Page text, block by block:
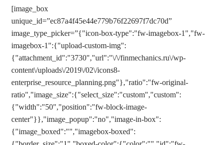
[image_box
unique_id=”ec87a4f45e44e779b76f22697f7dc70d”
image_type_picker=”{"icon-box-type":"fw-imagebox-1","fw-
imagebox-1":{"upload-custom-img":
{"attachment_id":"3730","url":"\/\/finmechanics.ru\/wp-
content\/uploads\/2019\/02\/icons8-
enterprise_resource_planning.png"},"ratio":"fw-original-
ratio","image_size":{"select_size":"custom","custom":
{"width":"50","position":"fw-block-image-
center"}},"image_popup":"no","image-in-box":
{"image_boxed":"","imagebox-boxed":